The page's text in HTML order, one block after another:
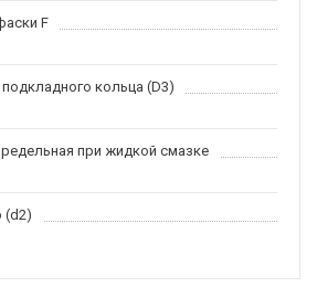
F
кольца (D3)
при жидкой смазке
(d2)